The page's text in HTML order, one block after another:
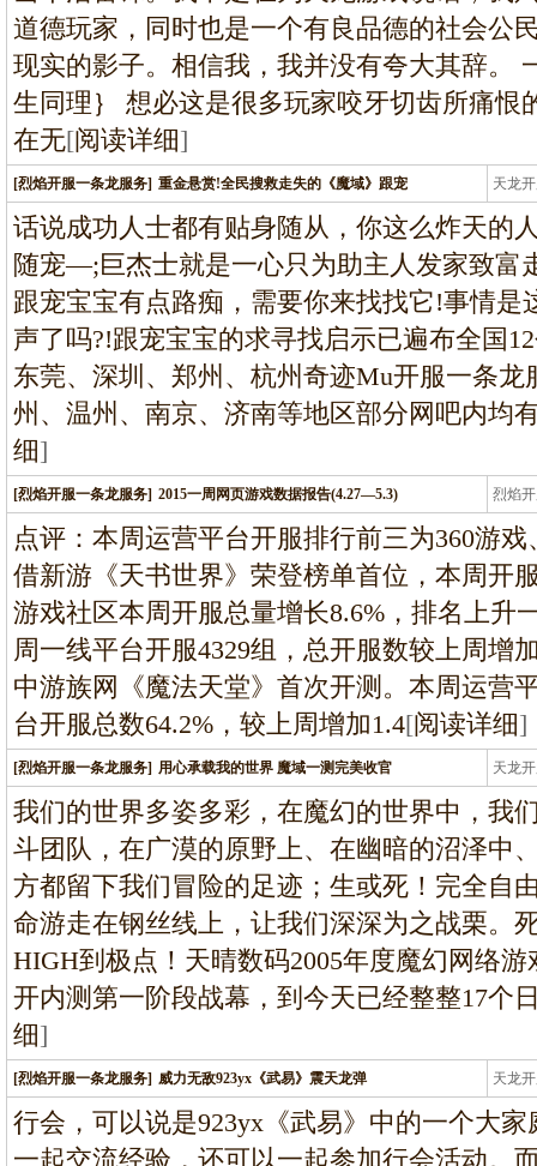
道德玩家，同时也是一个有良品德的社会公
现实的影子。相信我，我并没有夸大其辞。
生同理｝ 想必这是很多玩家咬牙切齿所痛恨
在无[阅读详细]
[烈焰开服一条龙服务] 重金悬赏!全民搜救走失的《魔域》跟宠 天龙
龙
话说成功人士都有贴身随从，你这么炸天的
随宠—;巨杰士就是一心只为助主人发家致富
跟宠宝宝有点路痴，需要你来找找它!事情是
声了吗?!跟宠宝宝的求寻找启示已遍布全国
东莞、深圳、郑州、杭州奇迹Mu开服一条
州、温州、南京、济南等地区部分网吧内均
细]
[烈焰开服一条龙服务] 2015一周网页游戏数据报告(4.27—5.3) 烈焰
龙
点评：本周运营平台开服排行前三为360游
借新游《天书世界》荣登榜单首位，本周开
游戏社区本周开服总量增长8.6%，排名上升
周一线平台开服4329组，总开服数较上周增
中游族网《魔法天堂》首次开测。本周运营
台开服总数64.2%，较上周增加1.4[阅读详细]
[烈焰开服一条龙服务] 用心承载我的世界 魔域一测完美收官 天龙
龙
我们的世界多姿多彩，在魔幻的世界中，我
斗团队，在广漠的原野上、在幽暗的沼泽
方都留下我们冒险的足迹；生或死！完全自
命游走在钢丝线上，让我们深深为之战栗。
HIGH到极点！天晴数码2005年度魔幻网络
开内测第一阶段战幕，到今天已经整整17个
细]
[烈焰开服一条龙服务] 威力无敌923yx《武易》震天龙弹 天龙
龙
行会，可以说是923yx《武易》中的一个大
一起交流经验，还可以一起参加行会活动。